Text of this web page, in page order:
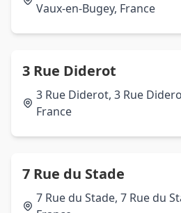
Vaux-en-Bugey, France
3 Rue Diderot
3 Rue Diderot, 3 Rue
France
7 Rue du Stade
7 Rue du Stade, 7 Rue du